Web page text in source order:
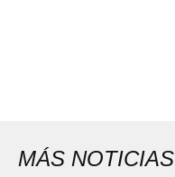
MÁS NOTICIAS